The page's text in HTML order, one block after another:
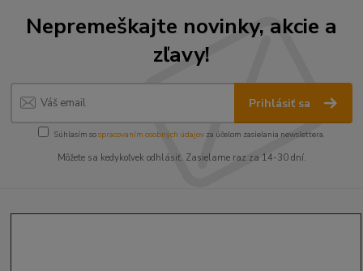
Nepremeškajte novinky, akcie a
zľavy!
Prihlásiť sa
Súhlasím sospracovaním osobných údajov za účelom zasielania newslettera.
Môžete sa kedykoľvek odhlásiť. Zasielame raz za 14-30 dní.